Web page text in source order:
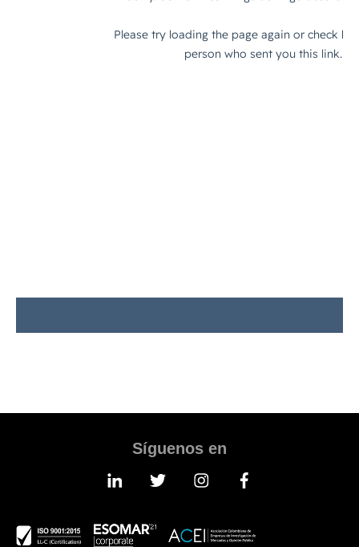
Síguenos en